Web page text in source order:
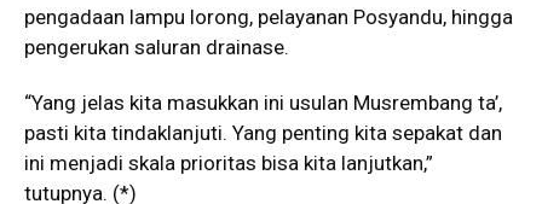
pengadaan lampu lorong, pelayanan Posyandu, hingga
pengerukan saluran drainase.
“Yang jelas kita masukkan ini usulan Musrembang ta’,
pasti kita tindaklanjuti. Yang penting kita sepakat dan
ini menjadi skala prioritas bisa kita lanjutkan,”
tutupnya. (*)